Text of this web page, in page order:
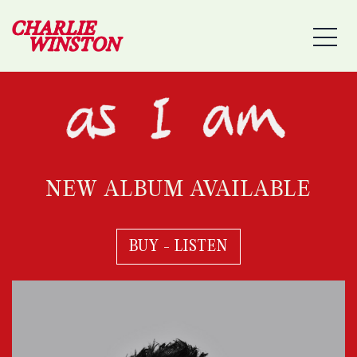
NEW ALBUM AVAILABLE
BUY - LISTEN